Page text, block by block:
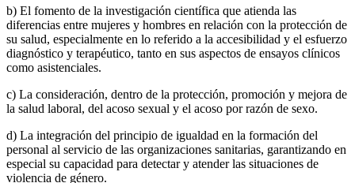
b) El fomento de la investigación científica que atienda las
diferencias entre mujeres y hombres en relación con la protección de
su salud, especialmente en lo referido a la accesibilidad y el esfuerzo
diagnóstico y terapéutico, tanto en sus aspectos de ensayos clínicos
como asistenciales.
c) La consideración, dentro de la protección, promoción y mejora de
la salud laboral, del acoso sexual y el acoso por razón de sexo.
d) La integración del principio de igualdad en la formación del
personal al servicio de las organizaciones sanitarias, garantizando en
especial su capacidad para detectar y atender las situaciones de
violencia de género.